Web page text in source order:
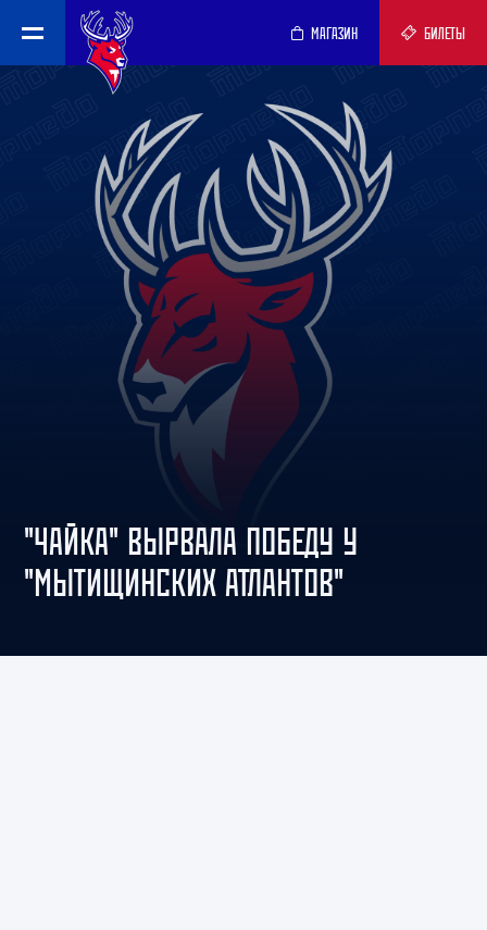
МАГАЗИН БИЛЕТЫ
"ЧАЙКА" ВЫРВАЛА ПОБЕДУ У
"МЫТИЩИНСКИХ АТЛАНТОВ"